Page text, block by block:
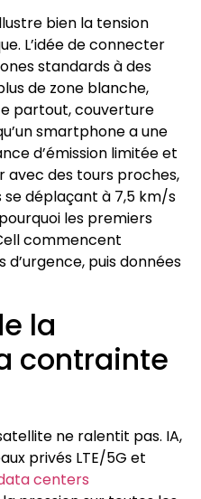
bien la tension
L’idée de connecter
standards à des
de zone blanche,
partout, couverture
smartphone a une
d’émission limitée et
avec des tours proches,
déplaçant à 7,5 km/s
les premiers
commencent
d’urgence, puis données
la
contrainte
ne ralentit pas. IA,
privés LTE/5G et
centers